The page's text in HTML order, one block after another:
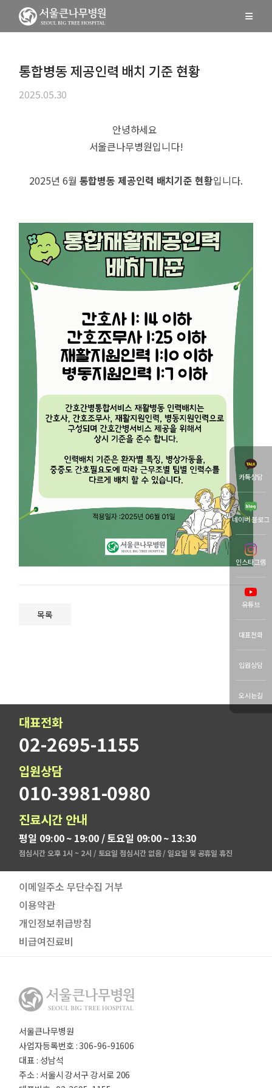
카톡상담
네이버 블로그
인스타그램
유튜브
대표전화
입원상담
오시는길
통합병동 제공인력 배치 기준 현황
2025.05.30
안녕하세요
서울큰나무병원입니다!
2025년 6월 통합병동 제공인력 배치기준 현황입니다.
목록
대표전화
02-2695-1155
입원상담
010-3981-0980
진료시간 안내
평일 09:00 ~ 19:00 / 토요일 09:00 ~ 13:30
점심시간 오후 1시 ~ 2시 / 토요일 점심시간 없음 / 일요일 및 공휴일 휴진
이메일주소 무단수집 거부
이용약관
개인정보취급방침
비급여진료비
서울큰나무병원
사업자등록번호 : 306-96-91606
대표 : 성남석
주소 : 서울시 강서구 강서로 206